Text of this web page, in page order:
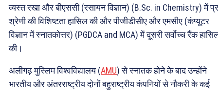
व्यस्त रखा और बीएससी (रसायन विज्ञान) (B.Sc. in Chemistry) में
श्रेणी की विशिष्टता हासिल की और पीजीडीसीए और एमसीए (कंप्यूटर
विज्ञान में स्नातकोत्तर) (PGDCA and MCA) में दूसरी सर्वोच्च रैंक
की।
अलीगढ़ मुस्लिम विश्वविद्यालय (AMU) से स्नातक होने के बाद उन्होंने
भारतीय और अंतरराष्ट्रीय दोनों बहुराष्ट्रीय कंपनियों से नौकरी के कई